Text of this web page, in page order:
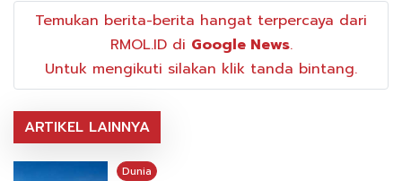
Temukan berita-berita hangat terpercaya dari
RMOL.ID di Google News.
Untuk mengikuti silakan klik tanda bintang.
ARTIKEL LAINNYA
Dunia